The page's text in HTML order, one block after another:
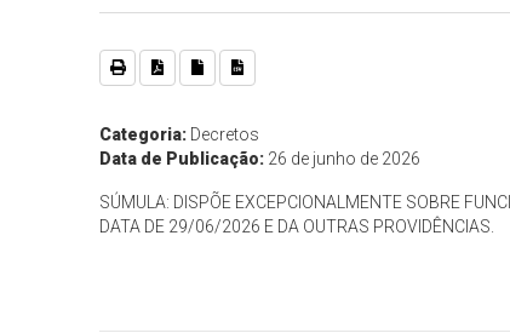
Categoria: Decretos
Data de Publicação: 26 de junho de 2026
SÚMULA: DISPÕE EXCEPCIONALMENTE SOBRE
DATA DE 29/06/2026 E DA OUTRAS PROVIDÊNCIAS.